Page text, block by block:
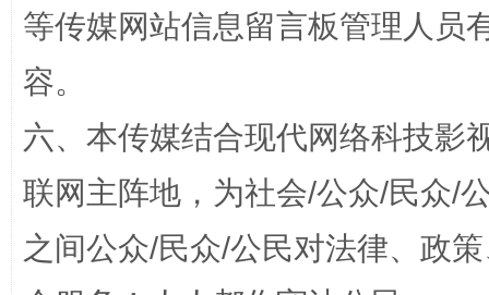
等传媒网站信息留言板管理人员
容。
六、本传媒结合现代网络科技影
联网主阵地，为社会/公众/民众/
之间公众/民众/公民对法律、政